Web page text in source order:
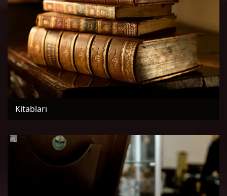
Kitabları